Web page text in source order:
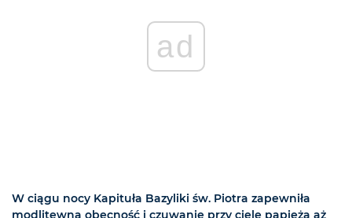
ad
W ciągu nocy Kapituła Bazyliki św. Piotra zapewniła
modlitewną obecność i czuwanie przy ciele papieża aż